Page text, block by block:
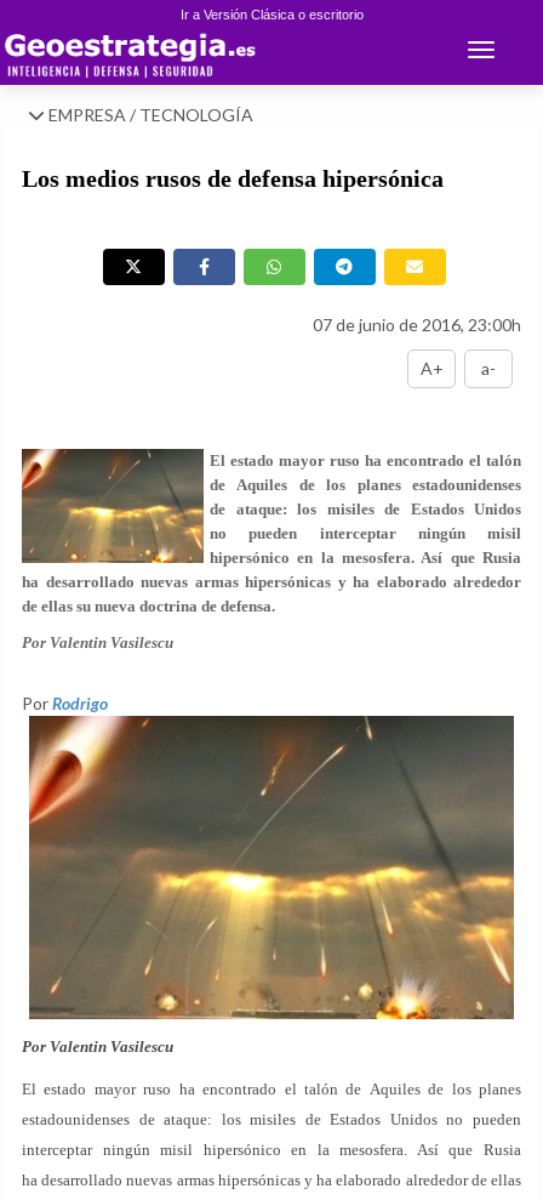
Ir a Versión Clásica o escritorio
Toggle
EMPRESA / TECNOLOGÍA
Los medios rusos de defensa hipersónica
07 de junio de 2016, 23:00h
A+ a-
El estado mayor ruso ha encontrado el talón
de Aquiles de los planes estadounidenses
de ataque: los misiles de Estados Unidos
no pueden interceptar ningún misil
hipersónico en la mesosfera. Así que Rusia
ha desarrollado nuevas armas hipersónicas y ha elaborado alrededor
de ellas su nueva doctrina de defensa.
Por Valentin Vasilescu
PorRodrigo
Por Valentin Vasilescu
El estado mayor ruso ha encontrado el talón de Aquiles de los planes
estadounidenses de ataque: los misiles de Estados Unidos no pueden
interceptar ningún misil hipersónico en la mesosfera. Así que Rusia
ha desarrollado nuevas armas hipersónicas y ha elaborado alrededor de ellas